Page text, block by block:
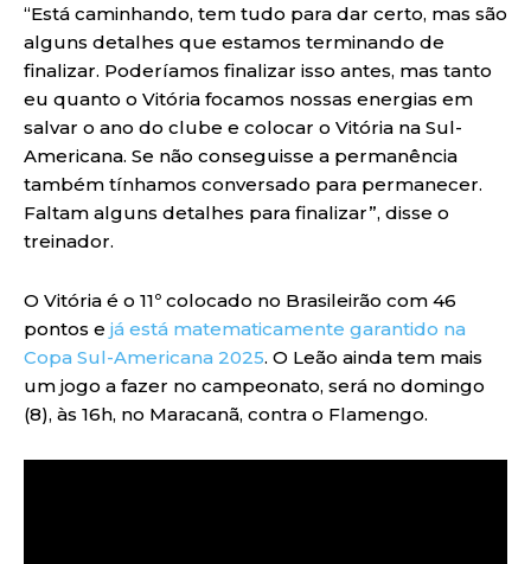
“Está caminhando, tem tudo para dar certo, mas são
alguns detalhes que estamos terminando de
finalizar. Poderíamos finalizar isso antes, mas tanto
eu quanto o Vitória focamos nossas energias em
salvar o ano do clube e colocar o Vitória na Sul-
Americana. Se não conseguisse a permanência
também tínhamos conversado para permanecer.
Faltam alguns detalhes para finalizar”, disse o
treinador.
O Vitória é o 11º colocado no Brasileirão com 46
pontos e já está matematicamente garantido na
Copa Sul-Americana 2025. O Leão ainda tem mais
um jogo a fazer no campeonato, será no domingo
(8), às 16h, no Maracanã, contra o Flamengo.